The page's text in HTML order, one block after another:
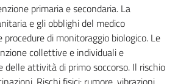
primaria e secondaria. La
e gli obblighi del medico
di monitoraggio biologico. Le
collettive e individuali e
delle attività di primo soccorso. Il rischio